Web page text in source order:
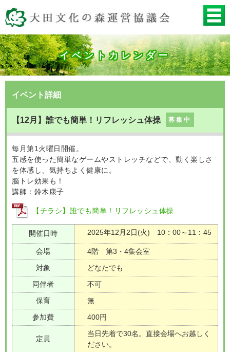
イベントカレンダー
イベント詳細
【12月】誰でも簡単！リフレッシュ体操 募集中
毎月第1火曜日開催。
五感を使った簡単なゲームやストレッチなどで、動く楽しさ
を体感し、気持ちよく健康に。
脳トレ効果も！
講師：鈴木康子
【チラシ】誰でも簡単！リフレッシュ体操
開催日時 2025年12月2日(火) 10：00～11：45
会場
4階 第3・4集会室
対象
どなたでも
同伴者
不可
保育
無
参加費
400円
定員
当日先着で30名。直接会場へお越しく
ださい。